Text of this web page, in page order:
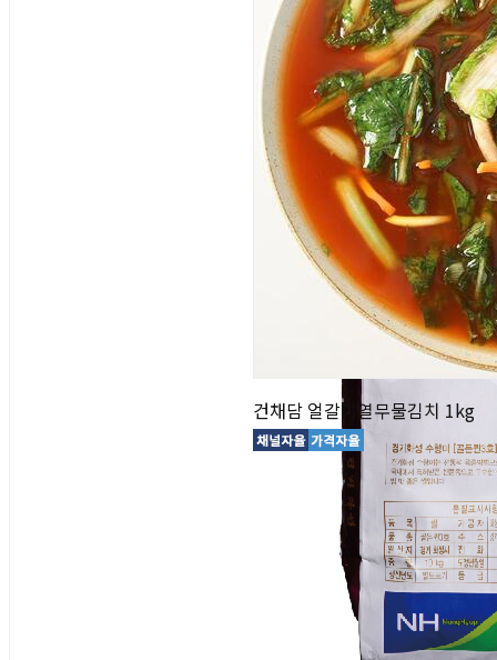
건채담 얼갈이열무물김치 1kg